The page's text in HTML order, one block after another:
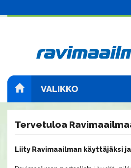
VALIKKO
Tervetuloa
Liity Ravimaailman käyttäjäksi